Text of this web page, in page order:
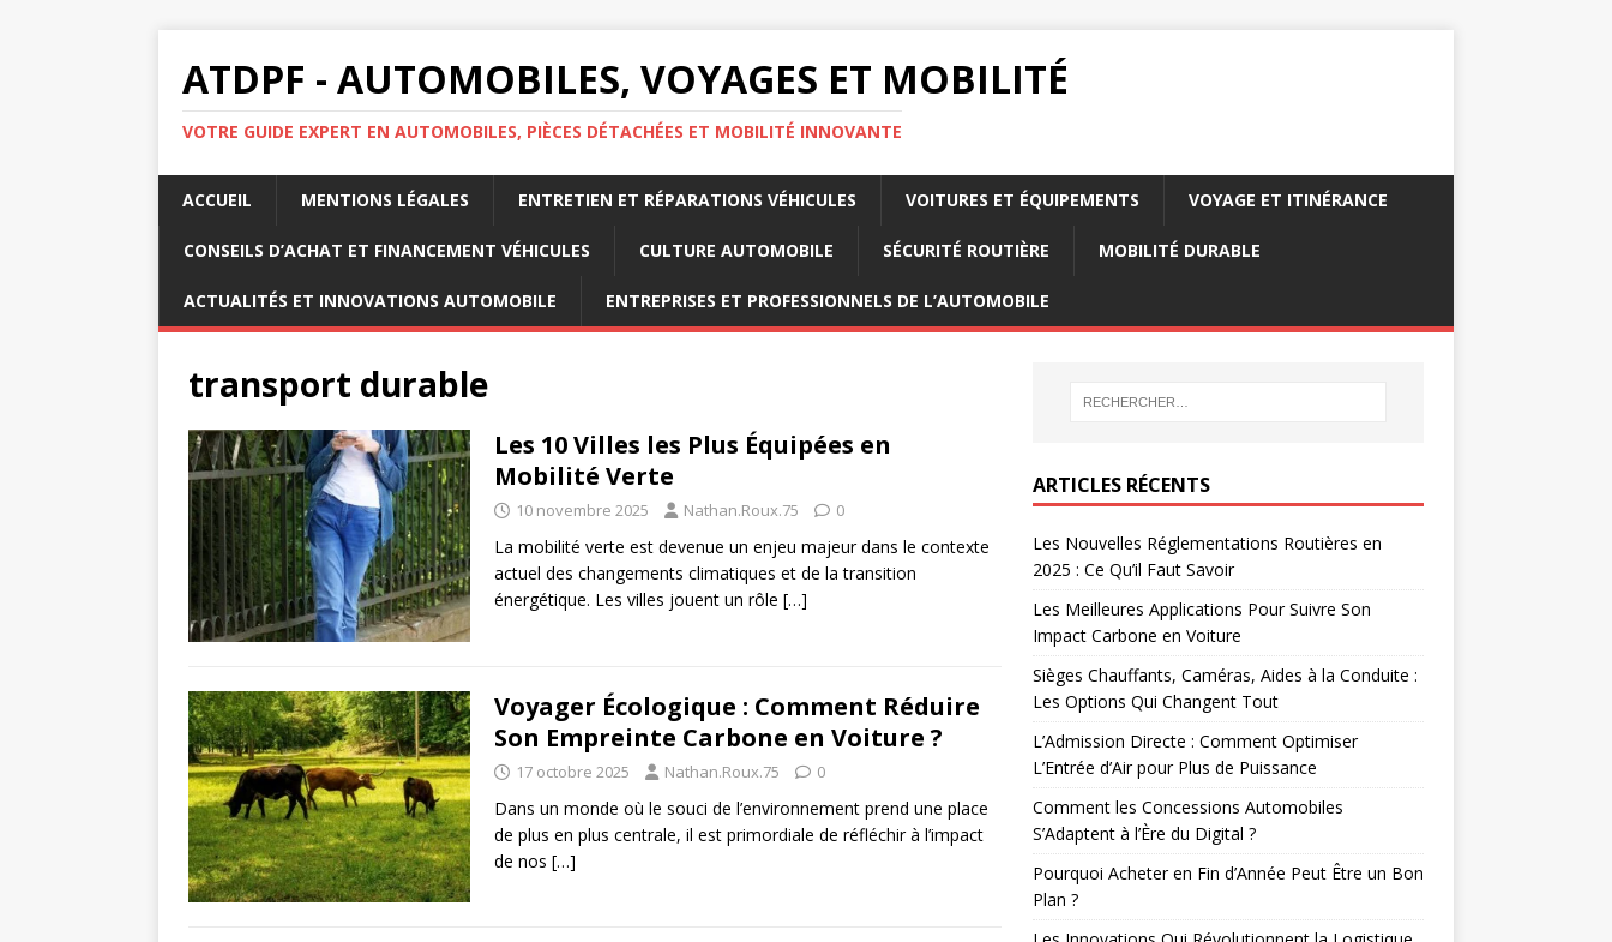
ATDPF - AUTOMOBILES, VOYAGES ET MOBILITÉ
VOTRE GUIDE EXPERT EN AUTOMOBILES, PIÈCES DÉTACHÉES ET MOBILITÉ INNOVANTE
ACCUEIL MENTIONS LÉGALES ENTRETIEN ET RÉPARATIONS VÉHICULES VOITURES ET ÉQUIPEMENTS VOYAGE ET ITINÉRANCE
CONSEILS D’ACHAT ET FINANCEMENT VÉHICULES CULTURE AUTOMOBILE SÉCURITÉ ROUTIÈRE MOBILITÉ DURABLE
ACTUALITÉS ET INNOVATIONS AUTOMOBILE ENTREPRISES ET PROFESSIONNELS DE L’AUTOMOBILE
transport durable
Les 10 Villes les Plus Équipées en
Mobilité Verte
10 novembre 2025 Nathan.Roux.75 0
La mobilité verte est devenue un enjeu majeur dans le contexte
actuel des changements climatiques et de la transition
énergétique. Les villes jouent un rôle […]
Voyager Écologique : Comment Réduire
Son Empreinte Carbone en Voiture ?
17 octobre 2025 Nathan.Roux.75 0
Dans un monde où le souci de l’environnement prend une place
de plus en plus centrale, il est primordiale de réfléchir à l’impact
de nos […]
ARTICLES RÉCENTS
Les Nouvelles Réglementations Routières en
2025 : Ce Qu’il Faut Savoir
Les Meilleures Applications Pour Suivre Son
Impact Carbone en Voiture
Sièges Chauffants, Caméras, Aides à la Conduite :
Les Options Qui Changent Tout
L’Admission Directe : Comment Optimiser
L’Entrée d’Air pour Plus de Puissance
Comment les Concessions Automobiles
S’Adaptent à l’Ère du Digital ?
Pourquoi Acheter en Fin d’Année Peut Être un Bon
Plan ?